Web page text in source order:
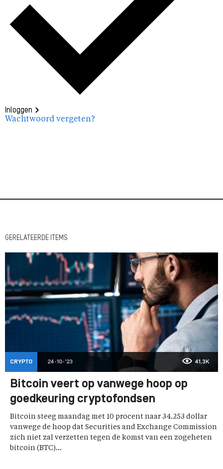
Inloggen
Wachtwoord vergeten?
GERELATEERDE ITEMS
CRYPTO 24-10-'23 41,3K
Bitcoin veert op vanwege hoop op
goedkeuring cryptofondsen
Bitcoin steeg maandag met 10 procent naar 34.253 dollar
vanwege de hoop dat Securities and Exchange Commission
zich niet zal verzetten tegen de komst van een zogeheten
bitcoin (BTC)...